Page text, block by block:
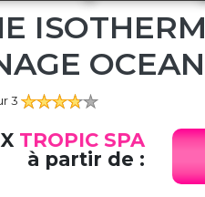
OCEAN
3
TROPIC SPA
à partir de :